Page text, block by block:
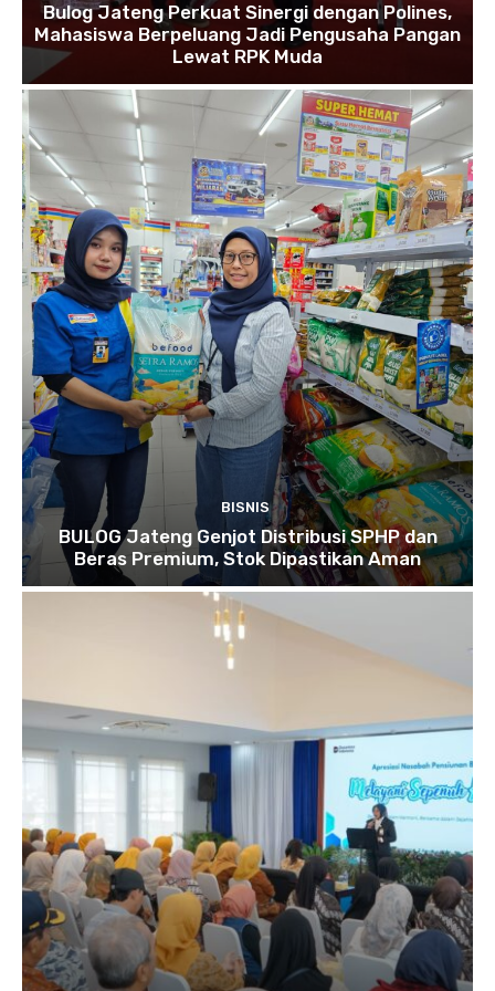
Bulog Jateng Perkuat Sinergi dengan Polines,
Mahasiswa Berpeluang Jadi Pengusaha Pangan
Lewat RPK Muda
BISNIS
BULOG Jateng Genjot Distribusi SPHP dan
Beras Premium, Stok Dipastikan Aman